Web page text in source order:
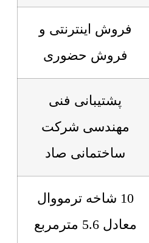
فروش اینترنتی و
فروش حضوری
پشتیبانی فنی
مهندسی شرکت
ساختمانی صاد
10 شاخه ترمووال
معادل 5.6 مترمربع